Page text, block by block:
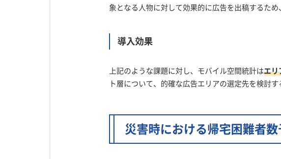
象となる人物に対して効果的に広告を出稿するため
導入効果
上記のような課題に対し、モバイル空間統計はエリ
ト層について、的確な広告エリアの選定先を検討す
災害時における帰宅困難者